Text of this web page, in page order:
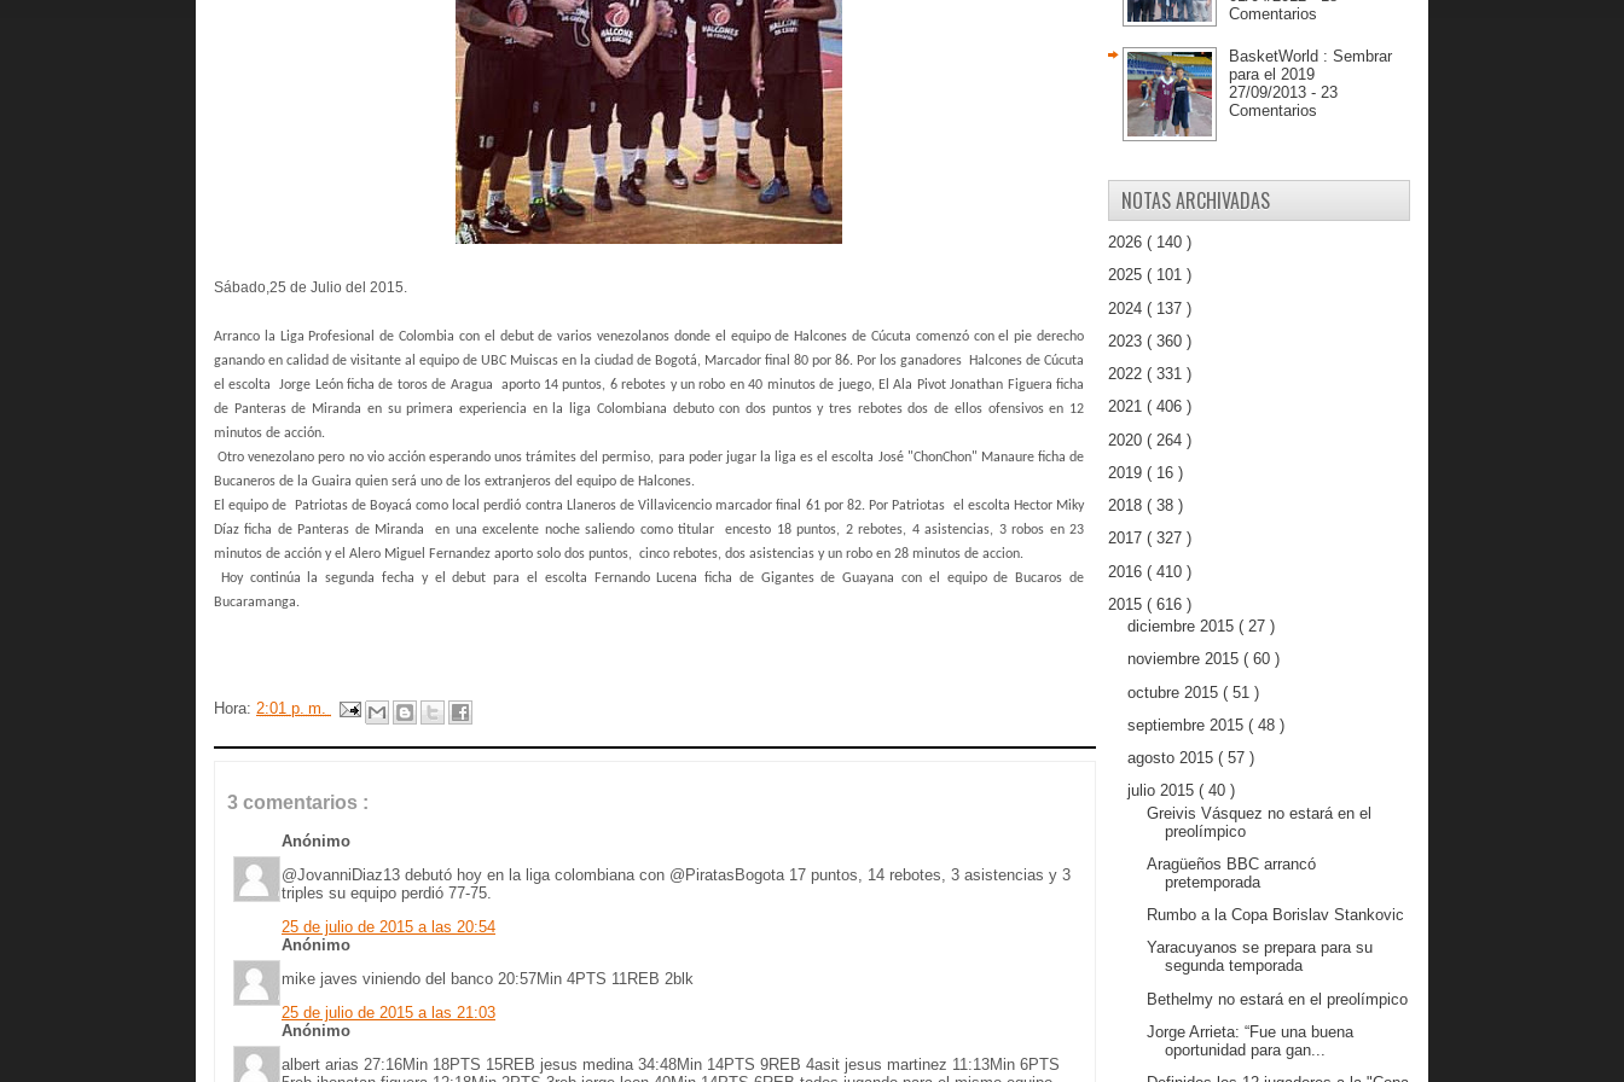
Sábado,25 de Julio del 2015.
Arranco la Liga Profesional de Colombia con el debut de varios venezolanos donde el equipo de Halcones de Cúcuta comenzó con el pie derecho
ganando en calidad de visitante al equipo de UBC Muiscas en la ciudad de Bogotá, Marcador final 80 por 86. Por los ganadores
Halcones de Cúcuta
el escolta
Jorge León ficha de toros de Aragua
aporto 14 puntos, 6 rebotes y un robo en 40 minutos de juego, El Ala Pivot Jonathan Figuera ficha
de Panteras de Miranda en su primera experiencia en la liga Colombiana debuto con dos puntos y tres rebotes dos de ellos ofensivos en 12
minutos de acción.
Otro venezolano pero no vio acción esperando unos trámites del permiso, para poder jugar la liga es el escolta José "ChonChon" Manaure ficha de
Bucaneros de la Guaira quien será uno de los extranjeros del equipo de Halcones.
El equipo de
Patriotas de Boyacá como local perdió contra Llaneros de Villavicencio marcador final 61 por 82. Por Patriotas el escolta Hector Miky
Díaz ficha de Panteras de Miranda
en una excelente noche saliendo como titular
encesto 18 puntos, 2 rebotes, 4 asistencias, 3 robos en 23
minutos de acción y el Alero Miguel Fernandez aporto solo dos puntos, cinco rebotes, dos asistencias y un robo en 28 minutos de accion.
Hoy continúa la segunda fecha y el debut para el escolta Fernando Lucena ficha de Gigantes de Guayana con el equipo de Bucaros de
Bucaramanga.
Hora: 2:01 p. m.
3 comentarios :
Anónimo
@JovanniDiaz13 debutó hoy en la liga colombiana con @PiratasBogota 17 puntos, 14 rebotes, 3 asistencias y 3
triples su equipo perdió 77-75.
25 de julio de 2015 a las 20:54
Anónimo
mike javes viniendo del banco 20:57Min 4PTS 11REB 2blk
25 de julio de 2015 a las 21:03
Anónimo
albert arias 27:16Min 18PTS 15REB jesus medina 34:48Min 14PTS 9REB 4asit jesus martinez 11:13Min 6PTS
Comentarios
BasketWorld : Sembrar
para el 2019
27/09/2013 - 23
Comentarios
NOTAS ARCHIVADAS
2026 ( 140 )
2025 ( 101 )
2024 ( 137 )
2023 ( 360 )
2022 ( 331 )
2021 ( 406 )
2020 ( 264 )
2019 ( 16 )
2018 ( 38 )
2017 ( 327 )
2016 ( 410 )
2015 ( 616 )
diciembre 2015 ( 27 )
noviembre 2015 ( 60 )
octubre 2015 ( 51 )
septiembre 2015 ( 48 )
agosto 2015 ( 57 )
julio 2015 ( 40 )
Greivis Vásquez no estará en el
preolímpico
Aragüeños BBC arrancó
pretemporada
Rumbo a la Copa Borislav Stankovic
Yaracuyanos se prepara para su
segunda temporada
Bethelmy no estará en el preolímpico
Jorge Arrieta: “Fue una buena
oportunidad para gan...